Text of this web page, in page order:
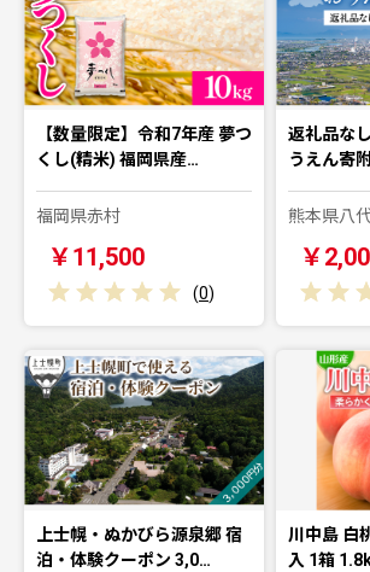
【数量限定】令和7年産 夢つ
くし(精米) 福岡県産…
福岡県赤村
￥11,500
(0)
返礼品な
うえん寄
熊本県八
￥
上士幌・ぬかびら源泉郷 宿
泊・体験クーポン 3,0…
川中島 白
入 1箱